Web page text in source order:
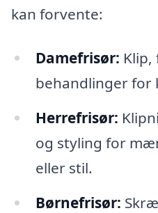
kan forvente:
Damefrisør:
behandlinger for
Herrefrisør:
og styling for
eller stil.
Børnefrisør: